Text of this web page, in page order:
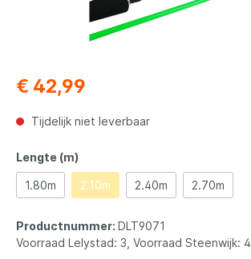
€ 42,99
Tijdelijk niet leverbaar
Lengte (m)
1.80m 2.10m 2.40m 2.70m
Productnummer: DLT9071
Voorraad Lelystad: 3, Voorraad Steenwijk: 4